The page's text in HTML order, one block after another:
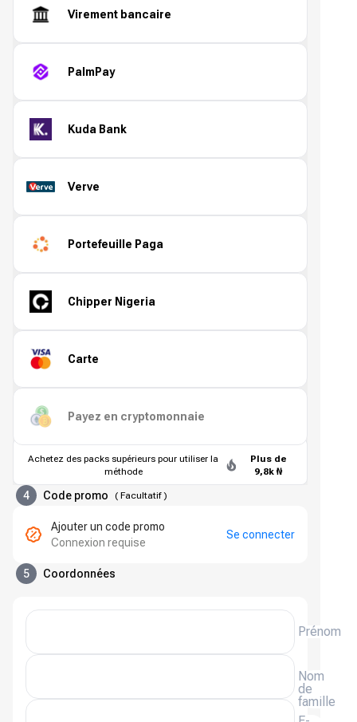
Virement bancaire
PalmPay
Kuda Bank
Verve
Portefeuille Paga
Chipper Nigeria
Carte
Payez en cryptomonnaie
Achetez des packs supérieurs pour utiliser la
méthode
Plus de
9,8k ₦
4 Code promo ( Facultatif)
Ajouter un code promo
Connexion requise
Se connecter
5 Coordonnées
Prénom
Nom
de
famille